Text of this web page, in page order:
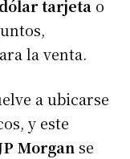
dólar tarjeta o
la venta.
a ubicarse
y este
Morgan se